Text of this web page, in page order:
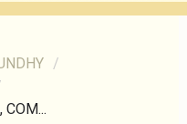
/
COM...